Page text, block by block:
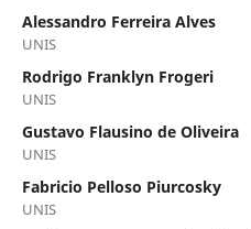
Alessandro Ferreira Alves
UNIS
Rodrigo Franklyn Frogeri
UNIS
Gustavo Flausino de Oliveira
UNIS
Fabricio Pelloso Piurcosky
UNIS